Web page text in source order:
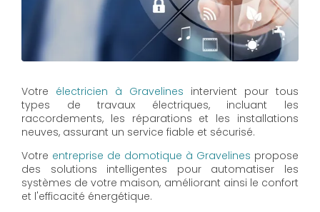
Votre électricien à Gravelines intervient pour tous
types de travaux électriques, incluant les
raccordements, les réparations et les installations
neuves, assurant un service fiable et sécurisé.
Votre entreprise de domotique à Gravelines propose
des solutions intelligentes pour automatiser les
systèmes de votre maison, améliorant ainsi le confort
et l'efficacité énergétique.